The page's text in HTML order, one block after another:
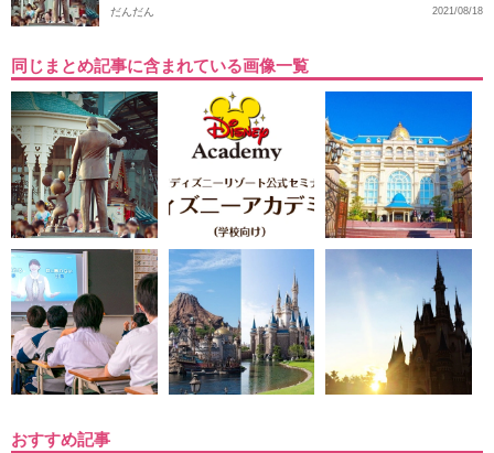
2021/08/18
だんだん
同じまとめ記事に含まれている画像一覧
おすすめ記事